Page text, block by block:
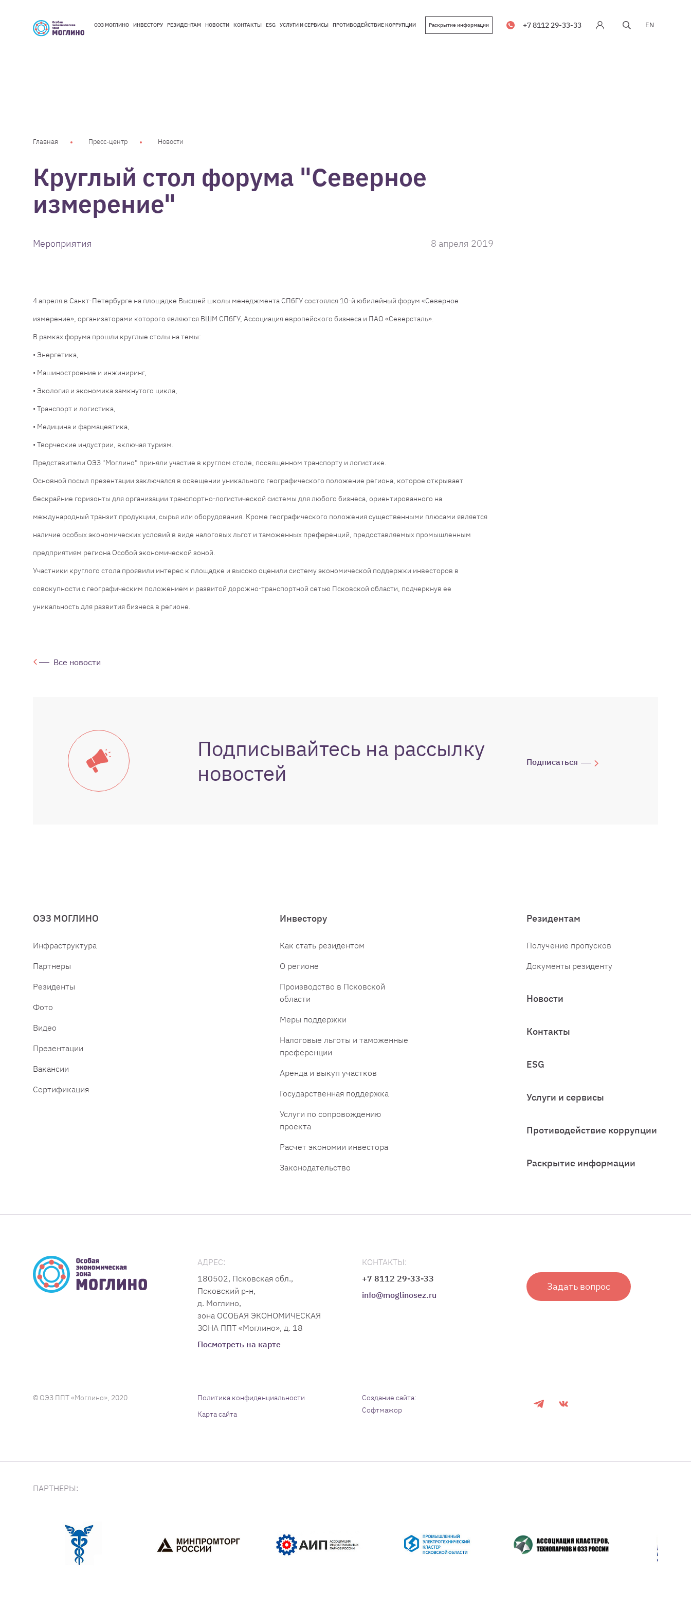
ОЭЗ МОГЛИНО ИНВЕСТОРУ РЕЗИДЕНТАМ НОВОСТИ КОНТАКТЫ ESG УСЛУГИ И СЕРВИСЫ ПРОТИВОДЕЙСТВИЕ КОРРУПЦИИ Раскрытие информации +7 8112 29-33-33 EN
Главная Пресс-центр Новости
Круглый стол форума "Северное
измерение"
Мероприятия 8 апреля 2019
4 апреля в Санкт-Петербурге на площадке Высшей школы менеджмента СПбГУ состоялся 10-й юбилейный форум «Северное
измерение», организаторами которого являются ВШМ СПбГУ, Ассоциация европейского бизнеса и ПАО «Северсталь».
В рамках форума прошли круглые столы на темы:
• Энергетика,
• Машиностроение и инжиниринг,
• Экология и экономика замкнутого цикла,
• Транспорт и логистика,
• Медицина и фармацевтика,
• Творческие индустрии, включая туризм.
Представители ОЭЗ "Моглино" приняли участие в круглом столе, посвященном транспорту и логистике.
Основной посыл презентации заключался в освещении уникального географического положение региона, которое открывает
бескрайние горизонты для организации транспортно-логистической системы для любого бизнеса, ориентированного на
международный транзит продукции, сырья или оборудования. Кроме географического положения существенными плюсами является
наличие особых экономических условий в виде налоговых льгот и таможенных преференций, предоставляемых промышленным
предприятиям региона Особой экономической зоной.
Участники круглого стола проявили интерес к площадке и высоко оценили систему экономической поддержки инвесторов в
совокупности с географическим положением и развитой дорожно-транспортной сетью Псковской области, подчеркнув ее
уникальность для развития бизнеса в регионе.
Все новости
Подписывайтесь на рассылку
новостей
Подписаться
ОЭЗ МОГЛИНО
Инфраструктура
Партнеры
Резиденты
Фото
Видео
Презентации
Вакансии
Сертификация
Инвестору
Как стать резидентом
О регионе
Производство в Псковской
области
Меры поддержки
Налоговые льготы и таможенные
преференции
Аренда и выкуп участков
Государственная поддержка
Услуги по сопровождению
проекта
Расчет экономии инвестора
Законодательство
Резидентам
Получение пропусков
Документы резиденту
Новости
Контакты
ESG
Услуги и сервисы
Противодействие коррупции
Раскрытие информации
АДРЕС:
180502, Псковская обл.,
Псковский р-н,
д. Моглино,
зона ОСОБАЯ ЭКОНОМИЧЕСКАЯ
ЗОНА ППТ «Моглино», д. 18
Посмотреть на карте
КОНТАКТЫ:
+7 8112 29-33-33
info@moglinosez.ru
Задать вопрос
© ОЭЗ ППТ «Моглино», 2020
Политика конфиденциальности
Карта сайта
Создание сайта:
Софтмажор
ПАРТНЕРЫ: